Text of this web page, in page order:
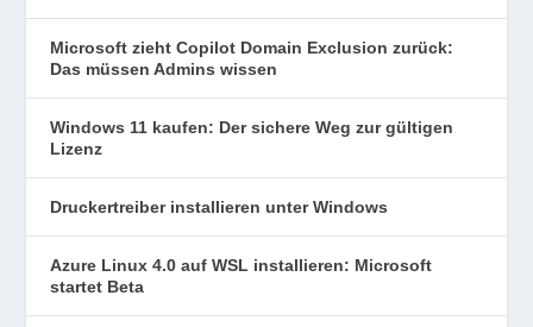
Microsoft zieht Copilot Domain Exclusion zurück:
Das müssen Admins wissen
Windows 11 kaufen: Der sichere Weg zur gültigen
Lizenz
Druckertreiber installieren unter Windows
Azure Linux 4.0 auf WSL installieren: Microsoft
startet Beta